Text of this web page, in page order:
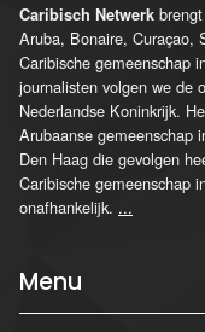
Caribisch Netwerk
Aruba, Bonaire, Curaçao,
Caribische gemeenschap
journalisten volgen we de
Nederlandse Koninkrijk.
Arubaanse gemeenschap
Den Haag die gevolgen
Caribische gemeenschap
onafhankelijk. ...
Menu